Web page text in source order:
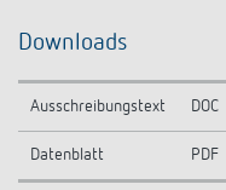
Downloads
Ausschreibungstext DOC
Datenblatt PDF